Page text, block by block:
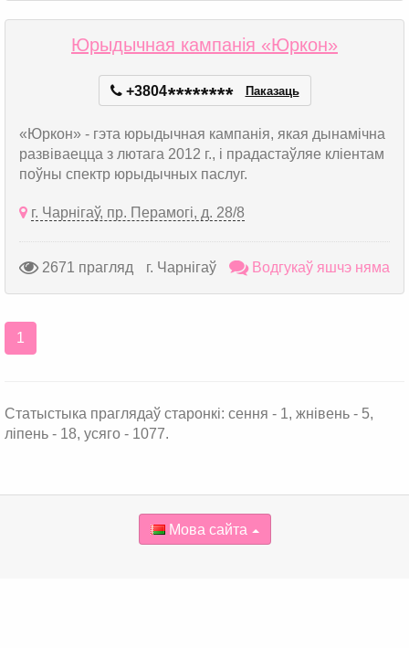
Юрыдычная кампанія «Юркон»
+3804******** Паказаць
«Юркон» - гэта юрыдычная кампанія, якая дынамічна
развіваецца з лютага 2012 г., і прадастаўляе кліентам
поўны спектр юрыдычных паслуг.
г. Чарнігаў, пр. Перамогі, д. 28/8
2671 прагляд г. Чарнігаў Водгукаў яшчэ няма
1
Статыстыка праглядаў старонкі: сення - 1, жнівень - 5,
ліпень - 18, усяго - 1077.
Мова сайта